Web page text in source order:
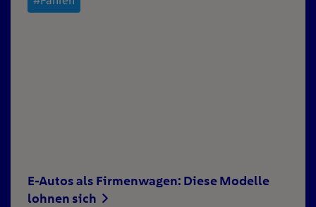
E-Autos als Firmenwagen: Diese Modelle
lohnen sich